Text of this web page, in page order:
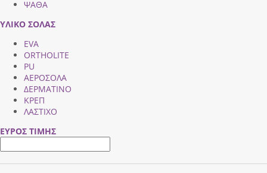
ΨΑΘΑ
ΥΛΙΚΟ ΣΟΛΑΣ
EVA
ORTHOLITE
PU
ΑΕΡΟΣΟΛΑ
ΔΕΡΜΑΤΙΝΟ
ΚΡΕΠ
ΛΑΣΤΙΧΟ
ΕΥΡΟΣ ΤΙΜΗΣ